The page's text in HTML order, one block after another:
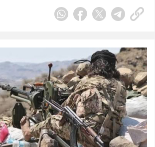
مطالبة بموقف دولي حازم.